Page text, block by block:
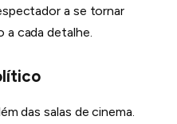
a se tornar
cada detalhe.
das salas de cinema.